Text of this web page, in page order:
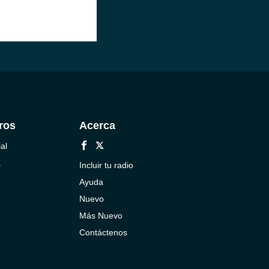
Acerca
Incluir tu radio
Ayuda
Nuevo
Más Nuevo
Contáctenos